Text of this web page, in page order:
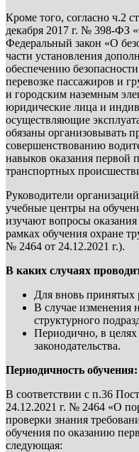
Кроме того, согласно ч.2
декабря 2017 г. № 398-ФЗ
Федеральный закон «О
части установления
обеспечению
перевозке пассажиров и
и городским наземным
юридические лица и
осуществляющие
обязаны организовывать
совершенствованию
навыков оказания
транспортных
Руководители
учебные центры на
изучают вопросы
рамках обучения охране
№ 2464 от 24.12.2021 г.).
В каких случаях
Для вновь принятых
В случае изменения
структурного
Периодично, в
законодательства.
Периодичность обучения:
В соответствии с п.36
24.12.2021 г. № 2464 «О
проверки знания
обучения по оказанию
следующая: